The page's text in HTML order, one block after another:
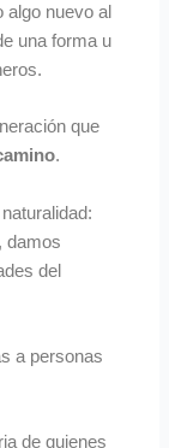
nuevo al
una forma u
que
.
damos
del
a personas
de quienes